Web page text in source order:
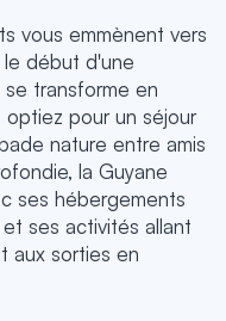
vous emmènent vers
le début d'une
transforme en
optiez pour un séjour
nature entre amis
la Guyane
ses hébergements
ses activités allant
aux sorties en